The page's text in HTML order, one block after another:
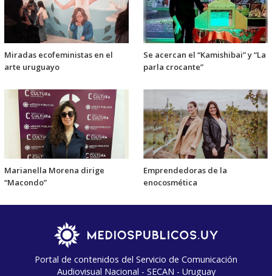
Miradas ecofeministas en el
arte uruguayo
Se acercan el “Kamishibai” y “La
parla crocante”
Marianella Morena dirige
“Macondo”
Emprendedoras de la
enocosmética
Portal de contenidos del Servicio de Comunicación
Audiovisual Nacional - SECAN - Uruguay